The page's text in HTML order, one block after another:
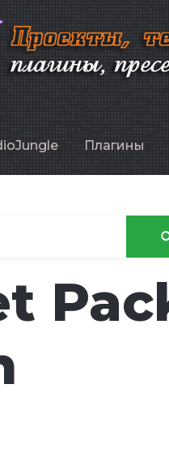
Плагины